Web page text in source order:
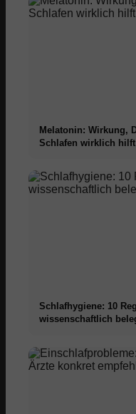
Melatonin: Wirkung,
Schlafen wirklich hilft
Schlafhygiene: 10
wissenschaftlich